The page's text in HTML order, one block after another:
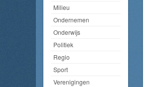
Milieu
Ondernemen
Onderwijs
Politiek
Regio
Sport
Verenigingen